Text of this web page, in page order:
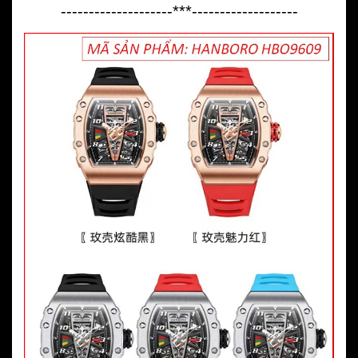
--------------------***-------------------